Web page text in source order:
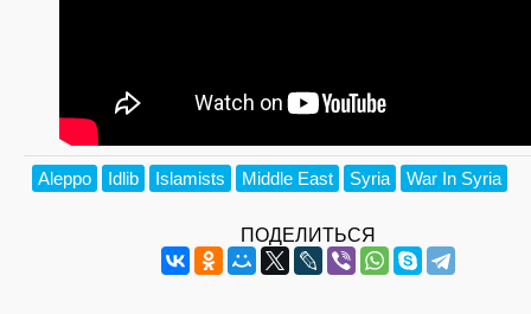
Aleppo Idlib Islamists Middle East Syria War In Syria
ПОДЕЛИТЬСЯ